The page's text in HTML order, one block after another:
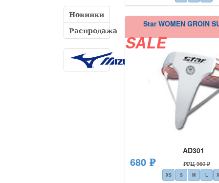
Новинки
Распродажа
Star WOMEN GROIN
SALE
AD301
680 ₽ РРЦ 960 ₽
XS S M L